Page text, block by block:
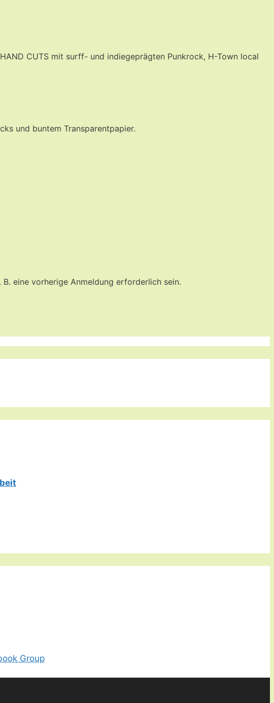
CUTS mit surff- und indiegeprägten Punkrock, H-Town local
und buntem Transparentpapier.
B. eine vorherige Anmeldung erforderlich sein.